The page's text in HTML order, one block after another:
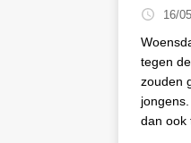
16/
tegen
zouden
dan ook